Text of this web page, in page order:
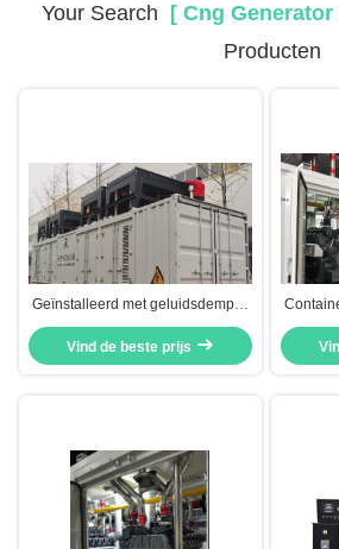
Your Search [ Cng Generator
Producten
Geïnstalleerd met geluidsdemper
250 kW 300 KVA 500 KW 625 KVA
Deutz Natural Gas LNG CNG
Generator Set voor buiten gas- en
Vind de beste prijs